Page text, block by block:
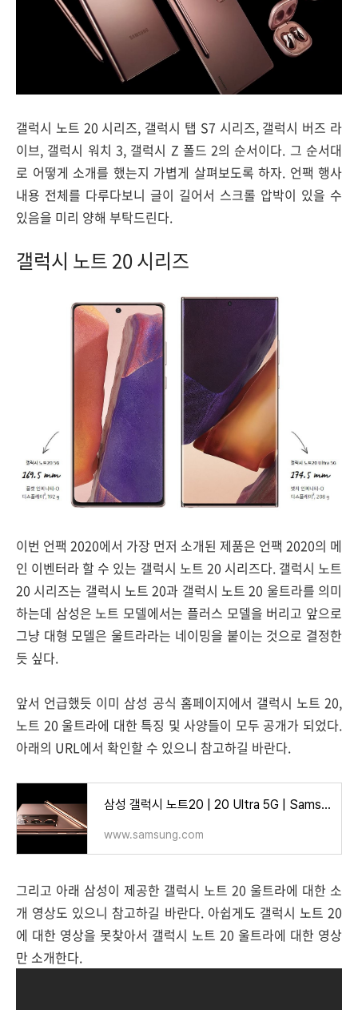
갤럭시 노트 20 시리즈, 갤럭시 탭 S7 시리즈, 갤럭시 버즈 라
이브, 갤럭시 워치 3, 갤럭시 Z 폴드 2의 순서이다. 그 순서대
로 어떻게 소개를 했는지 가볍게 살펴보도록 하자. 언팩 행사
내용 전체를 다루다보니 글이 길어서 스크롤 압박이 있을 수
있음을 미리 양해 부탁드린다.
갤럭시 노트 20 시리즈
이번 언팩 2020에서 가장 먼저 소개된 제품은 언팩 2020의 메
인 이벤터라 할 수 있는 갤럭시 노트 20 시리즈다. 갤럭시 노트
20 시리즈는 갤럭시 노트 20과 갤럭시 노트 20 울트라를 의미
하는데 삼성은 노트 모델에서는 플러스 모델을 버리고 앞으로
그냥 대형 모델은 울트라라는 네이밍을 붙이는 것으로 결정한
듯 싶다.
앞서 언급했듯 이미 삼성 공식 홈페이지에서 갤럭시 노트 20,
노트 20 울트라에 대한 특징 및 사양들이 모두 공개가 되었다.
아래의 URL에서 확인할 수 있으니 참고하길 바란다.
삼성 갤럭시 노트20 | 20 Ultra 5G | Samsung 대한민국
www.samsung.com
그리고 아래 삼성이 제공한 갤럭시 노트 20 울트라에 대한 소
개 영상도 있으니 참고하길 바란다. 아쉽게도 갤럭시 노트 20
에 대한 영상을 못찾아서 갤럭시 노트 20 울트라에 대한 영상
만 소개한다.